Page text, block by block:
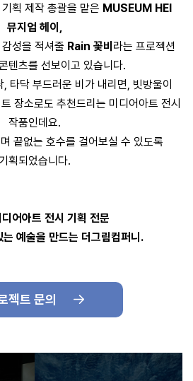
획 제작 총괄을 맡은 MUSEUM HEI
뮤지엄 헤이,
성을 적셔줄 Rain 꽃비 라는 프로젝션
텐츠를 선보이고 있습니다.
타닥 부드러운 비가 내리면, 빗방울이
장소로도 추천드리는 미디어아트 전시
작품인데요.
끝없는 호수를 걸어보실 수 있도록
기획되었습니다.
어아트 전시 기획 전문
예술을 만드는 더그림컴퍼니.
젝트 문의